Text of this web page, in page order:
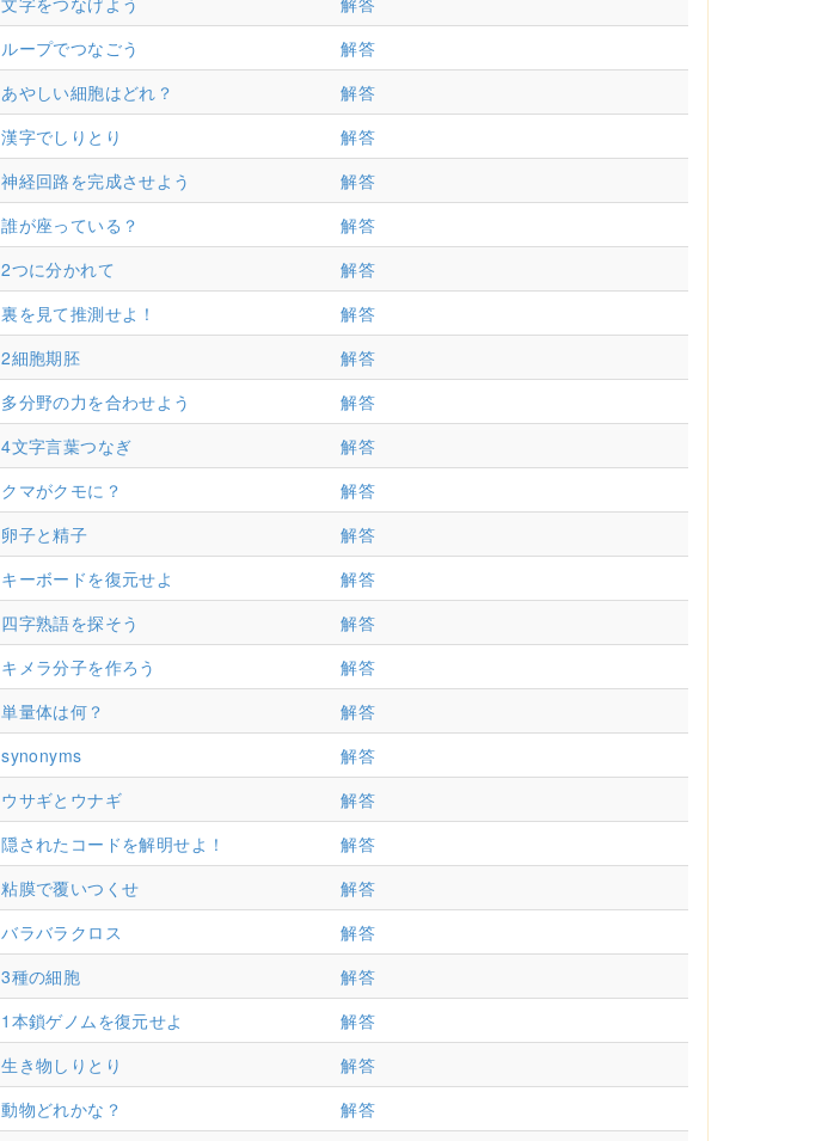
ループでつなごう
解答
あやしい細胞はどれ？
解答
漢字でしりとり
解答
神経回路を完成させよう
解答
誰が座っている？
解答
2つに分かれて
解答
裏を見て推測せよ！
解答
2細胞期胚
解答
多分野の力を合わせよう
解答
4文字言葉つなぎ
解答
クマがクモに？
解答
卵子と精子
解答
キーボードを復元せよ
解答
四字熟語を探そう
解答
キメラ分子を作ろう
解答
単量体は何？
解答
synonyms
解答
ウサギとウナギ
解答
隠されたコードを解明せよ！
解答
粘膜で覆いつくせ
解答
バラバラクロス
解答
3種の細胞
解答
1本鎖ゲノムを復元せよ
解答
生き物しりとり
解答
動物どれかな？
解答